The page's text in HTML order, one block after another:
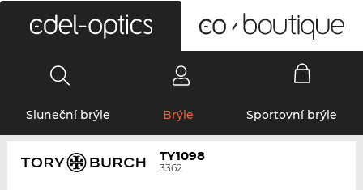
Sluneční brýle Brýle Sportovní brýle
TY1098
3362